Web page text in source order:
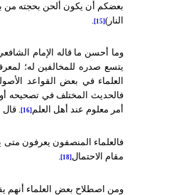
بعضكم أن يكون ألحن بحجته من
النار)[15]
وما أحسن ما قاله الإمام
يتسع صدره للمخالفين له؛
العلماء في بعض القواعد
فالحديث المختلف في تصحيحه
أمر معلوم عند أهل العلم [16] . قال
فالعلماء المنصفون يعرفون
مقام الاحتمال [18]
ومن اصطلاح بعض العلماء أنهم